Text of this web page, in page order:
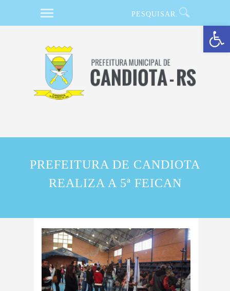
Barra de Ferramentas Aberta
PREFEITURA DE CANDIOTA
REALIZA A 5ª FEICAN